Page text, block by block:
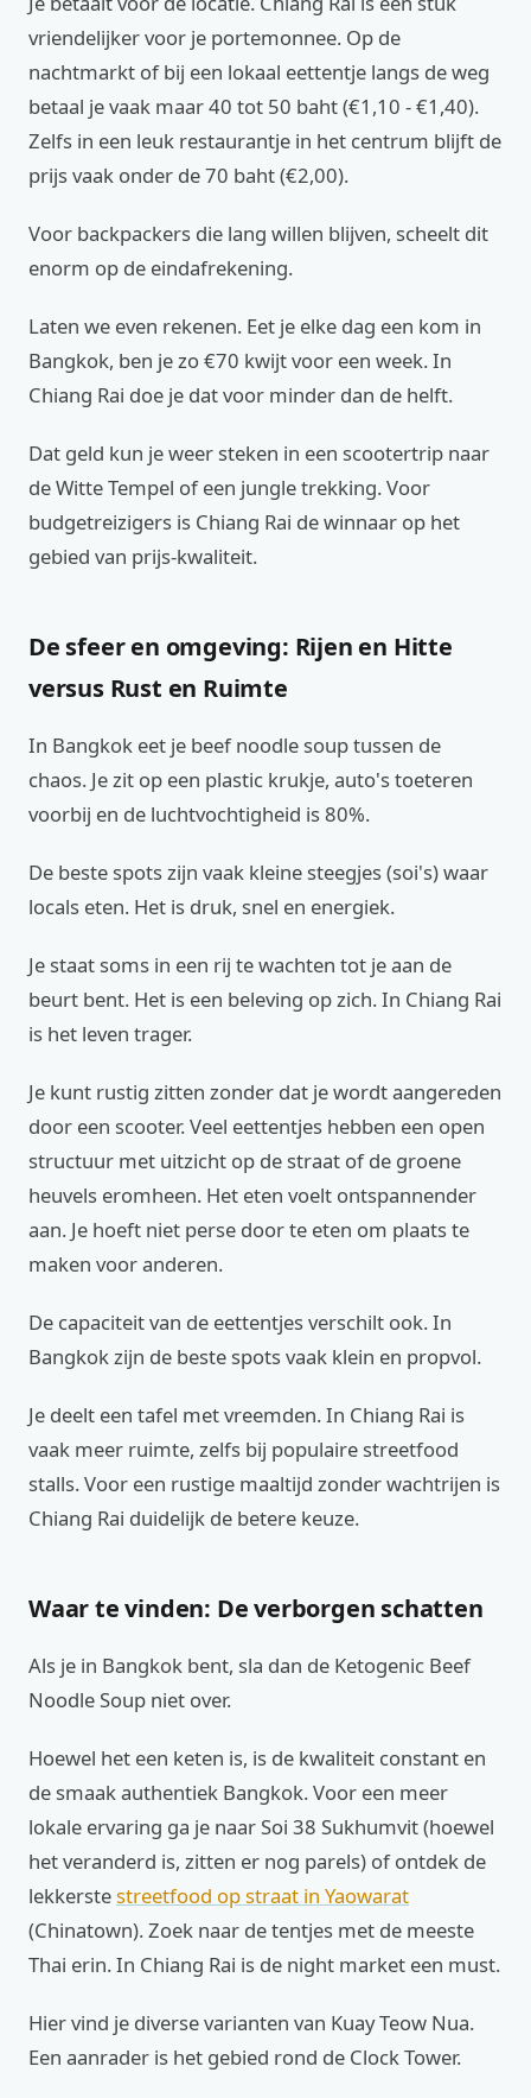
vriendelijker voor je portemonnee. Op de
nachtmarkt of bij een lokaal eettentje langs de weg
betaal je vaak maar 40 tot 50 baht (€1,10 - €1,40).
Zelfs in een leuk restaurantje in het centrum blijft de
prijs vaak onder de 70 baht (€2,00).
Voor backpackers die lang willen blijven, scheelt dit
enorm op de eindafrekening.
Laten we even rekenen. Eet je elke dag een kom in
Bangkok, ben je zo €70 kwijt voor een week. In
Chiang Rai doe je dat voor minder dan de helft.
Dat geld kun je weer steken in een scootertrip naar
de Witte Tempel of een jungle trekking. Voor
budgetreizigers is Chiang Rai de winnaar op het
gebied van prijs-kwaliteit.
De sfeer en omgeving: Rijen en Hitte
versus Rust en Ruimte
In Bangkok eet je beef noodle soup tussen de
chaos. Je zit op een plastic krukje, auto's toeteren
voorbij en de luchtvochtigheid is 80%.
De beste spots zijn vaak kleine steegjes (soi's) waar
locals eten. Het is druk, snel en energiek.
Je staat soms in een rij te wachten tot je aan de
beurt bent. Het is een beleving op zich. In Chiang Rai
is het leven trager.
Je kunt rustig zitten zonder dat je wordt aangereden
door een scooter. Veel eettentjes hebben een open
structuur met uitzicht op de straat of de groene
heuvels eromheen. Het eten voelt ontspannender
aan. Je hoeft niet perse door te eten om plaats te
maken voor anderen.
De capaciteit van de eettentjes verschilt ook. In
Bangkok zijn de beste spots vaak klein en propvol.
Je deelt een tafel met vreemden. In Chiang Rai is
vaak meer ruimte, zelfs bij populaire streetfood
stalls. Voor een rustige maaltijd zonder wachtrijen is
Chiang Rai duidelijk de betere keuze.
Waar te vinden: De verborgen schatten
Als je in Bangkok bent, sla dan de Ketogenic Beef
Noodle Soup niet over.
Hoewel het een keten is, is de kwaliteit constant en
de smaak authentiek Bangkok. Voor een meer
lokale ervaring ga je naar Soi 38 Sukhumvit (hoewel
het veranderd is, zitten er nog parels) of ontdek de
lekkerstestreetfood op straat in Yaowarat
(Chinatown). Zoek naar de tentjes met de meeste
Thai erin. In Chiang Rai is de night market een must.
Hier vind je diverse varianten van Kuay Teow Nua.
Een aanrader is het gebied rond de Clock Tower.